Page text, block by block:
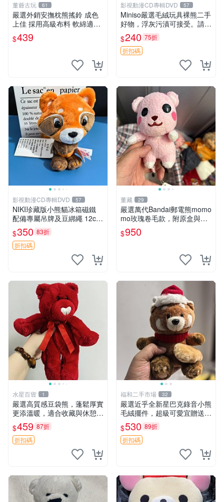
董爺古玩 61
嚴選外銷安撫枕熊搖鈴 成色
上佳 採用高級布料 軟綿適合
收藏 安心選購 安撫枕 熊玩具
搖鈴
$439
影視動漫CD專輯DVD 57
Miniso嚴選毛絨玩具裸熊二手
好物，浮灰污漬可接受。請詳
閱照片再下單，售出不退不
換。全新品相收藏推薦。 裸
熊 毛絨玩具 收藏
$240 75折
折扣碼
影視動漫CD專輯DVD 57
NIKI珍藏版小熊貓冰箱磁鐵
配備專屬吊牌及豆綁繩 12cm
廢品嚴選 好評推薦 小熊貓冰
箱貼 磁鐵掛件 冰箱飾品
$350 83折
折扣碼
董藏 29
嚴選萬代Bandai郵電熊momo
mo玫瑰卷毛款，附原盒與吊
牌，粉嫩可愛入手即柔軟～
玫瑰卷毛 郵電熊 正品
$950
水星百貨 1
嚴選高質感豆袋熊，蓬鬆厚實
更添溫暖，適合收藏與休憩。
前胸填充飽滿，背部亦具優雅
設計。 豆袋熊 保暖 溫柔 蓬
松
$459 87折
折扣碼
福和二手市場 32
嚴選近乎全新星巴克錄音小熊
毛絨擺件，超級可愛宜贈送掛
飾 錄音小熊 毛絨擺件 贈品
$530 89折
折扣碼